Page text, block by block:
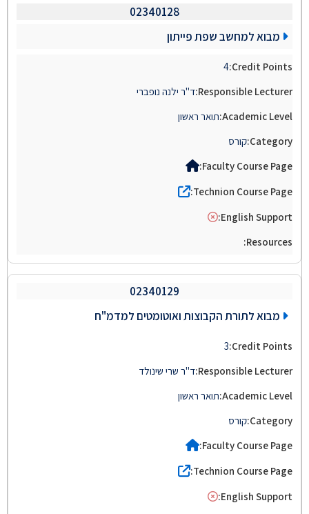
02340128
מבוא למחשב שפת פייתון
4
ד"ר ילנה נופברי
תואר ראשון
קורס
02340129
מבוא לתורת הקבוצות ואוטומטים למדמ"ח
3
ד"ר שרי שינולד
תואר ראשון
קורס